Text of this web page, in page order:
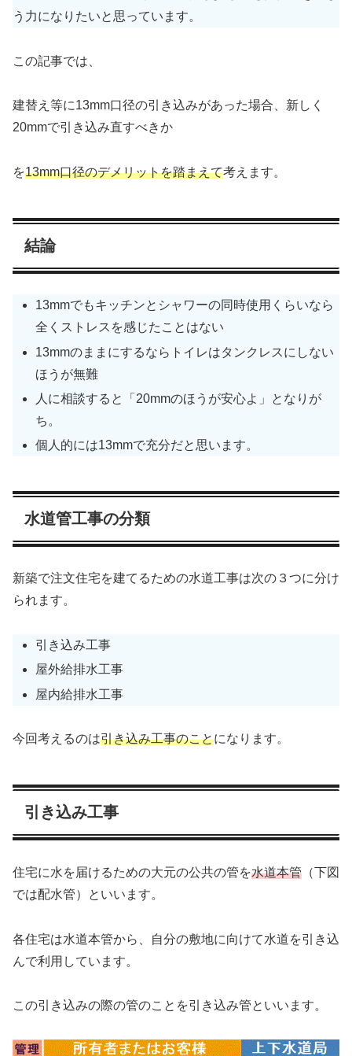
う力になりたいと思っています。
この記事では、
建替え等に13mm口径の引き込みがあった場合、新しく
20mmで引き込み直すべきか
を13mm口径のデメリットを踏まえて考えます。
結論
13mmでもキッチンとシャワーの同時使用くらいなら
全くストレスを感じたことはない
13mmのままにするならトイレはタンクレスにしない
ほうが無難
人に相談すると「20mmのほうが安心よ」となりが
ち。
個人的には13mmで充分だと思います。
水道管工事の分類
新築で注文住宅を建てるための水道工事は次の３つに分け
られます。
引き込み工事
屋外給排水工事
屋内給排水工事
今回考えるのは引き込み工事のことになります。
引き込み工事
住宅に水を届けるための大元の公共の管を水道本管 （下図
では配水管）といいます。
各住宅は水道本管から、自分の敷地に向けて水道を引き込
んで利用しています。
この引き込みの際の管のことを引き込み管といいます。